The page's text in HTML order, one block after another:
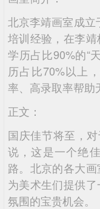
北京李靖画室成
培训经验，在李
学历占比90%的“
历占比70%以上
率、高录取率帮助
正文：
国庆佳节将至，
说，这是一个绝
路。北京的各大
为美术生们提供
氛围的宝贵机会。